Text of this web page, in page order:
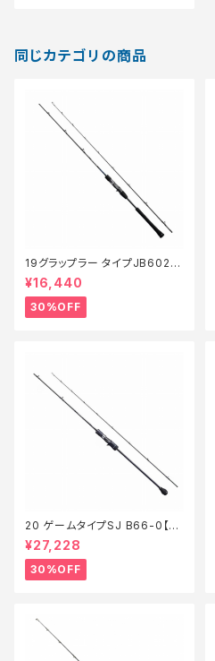
同じカテゴリの商品
19グラップラー タイプJB602
【特価竿】【30】
¥16,440
30%OFF
20 ゲームタイプSJ B66-0【特
価竿】【30】
¥27,228
30%OFF